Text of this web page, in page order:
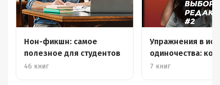
Нон-фикшн: самое
полезное для студентов
46 книг
Упражнения в
одиночества:
главного
7 книг